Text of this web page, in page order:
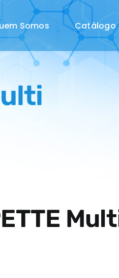
Somos Catálogo